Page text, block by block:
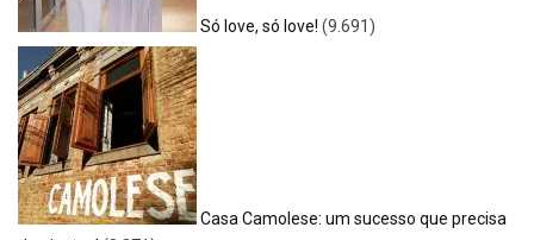
Só love, só love! (9.691)
Casa Camolese: um sucesso que precisa